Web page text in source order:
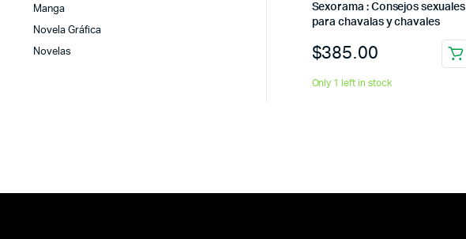
Sexorama : Consejos sexuales
para chavalas y chavales
$385.00
Only 1 left in stock
Manga
Novela Gráfica
Novelas